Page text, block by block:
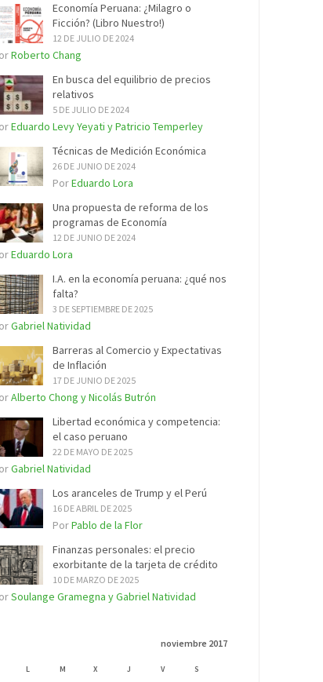
Economía Peruana: ¿Milagro o
Ficción? (Libro Nuestro!)
12 DE JULIO DE 2024
Roberto Chang
En busca del equilibrio de precios
relativos
5 DE JULIO DE 2024
Eduardo Levy Yeyati y Patricio Temperley
Técnicas de Medición Económica
26 DE JUNIO DE 2024
PorEduardo Lora
Una propuesta de reforma de los
programas de Economía
12 DE JUNIO DE 2024
Eduardo Lora
I.A. en la economía peruana: ¿qué nos
falta?
3 DE SEPTIEMBRE DE 2025
Gabriel Natividad
Barreras al Comercio y Expectativas
de Inflación
17 DE JUNIO DE 2025
Alberto Chong y Nicolás Butrón
Libertad económica y competencia:
el caso peruano
22 DE MAYO DE 2025
Gabriel Natividad
Los aranceles de Trump y el Perú
16 DE ABRIL DE 2025
PorPablo de la Flor
Finanzas personales: el precio
exorbitante de la tarjeta de crédito
10 DE MARZO DE 2025
Soulange Gramegna y Gabriel Natividad
noviembre 2017
L M X J V S